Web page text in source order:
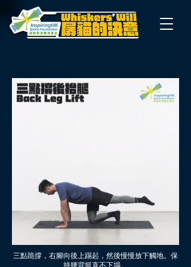
三點跪撐，右腳向後上踢起，然後慢慢放下觸地。保
持腰背挺直不下塌。